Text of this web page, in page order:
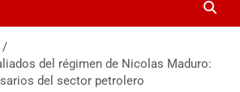
del régimen de Nicolas Maduro:
del sector petrolero